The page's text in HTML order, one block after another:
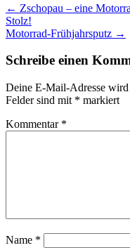
Post
navigation
← Zschopau – eine
Stolz!
Motorrad-Frühjahrsputz →
Schreibe einen
Deine E-Mail-Adresse
Felder sind mit * markiert
Kommentar *
Name *